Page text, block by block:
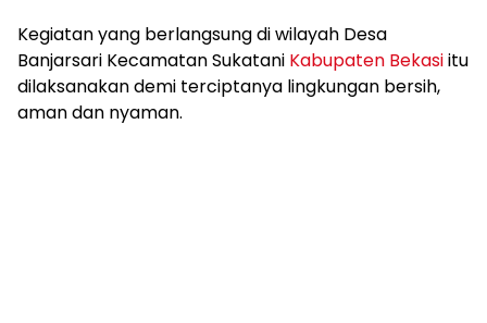
Kegiatan yang berlangsung di wilayah Desa
Banjarsari Kecamatan Sukatani Kabupaten Bekasiitu
dilaksanakan demi terciptanya lingkungan bersih,
aman dan nyaman.